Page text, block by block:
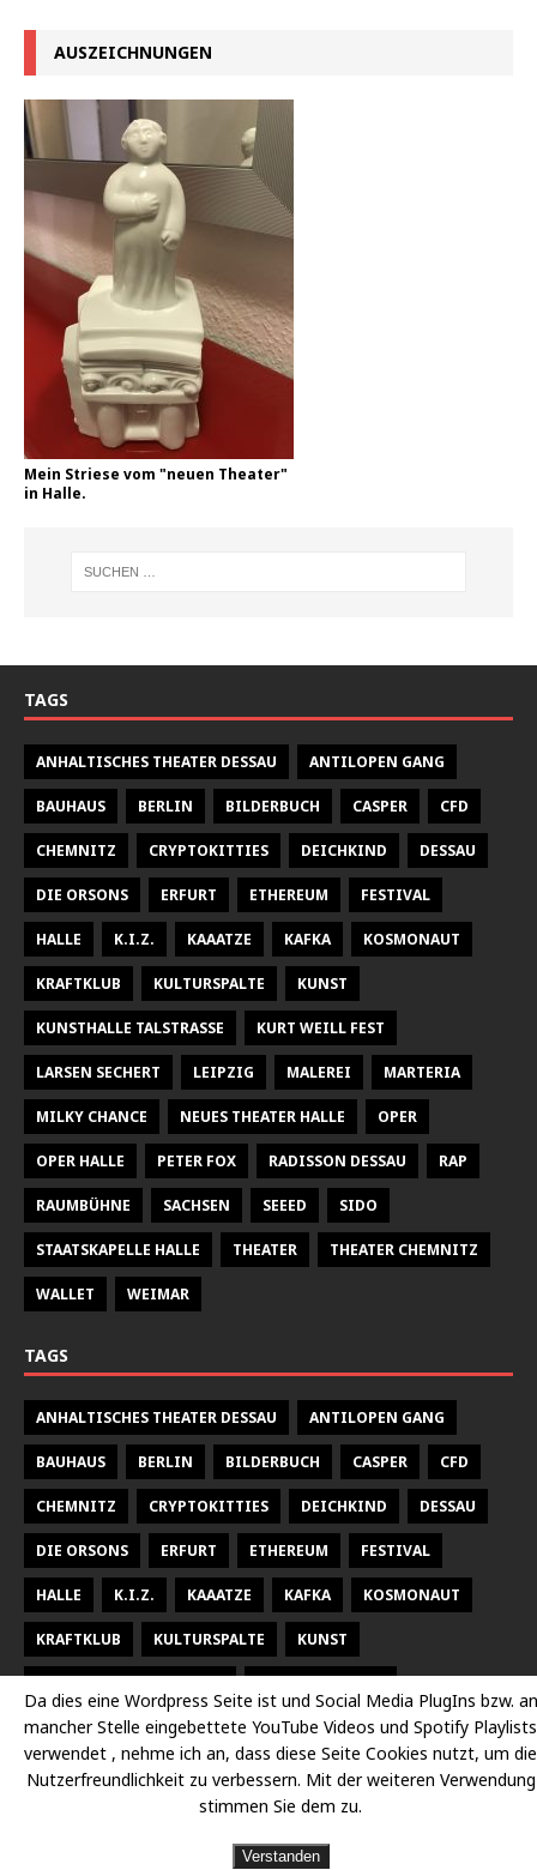
AUSZEICHNUNGEN
Mein Striese vom "neuen Theater"
in Halle.
TAGS
ANHALTISCHES THEATER DESSAU ANTILOPEN GANG
BAUHAUS BERLIN BILDERBUCH CASPER CFD
CHEMNITZ CRYPTOKITTIES DEICHKIND DESSAU
DIE ORSONS ERFURT ETHEREUM FESTIVAL
HALLE K.I.Z. KAAATZE KAFKA KOSMONAUT
KRAFTKLUB KULTURSPALTE KUNST
KUNSTHALLE TALSTRASSE KURT WEILL FEST
LARSEN SECHERT LEIPZIG MALEREI MARTERIA
MILKY CHANCE NEUES THEATER HALLE OPER
OPER HALLE PETER FOX RADISSON DESSAU RAP
RAUMBÜHNE SACHSEN SEEED SIDO
STAATSKAPELLE HALLE THEATER THEATER CHEMNITZ
WALLET WEIMAR
TAGS
ANHALTISCHES THEATER DESSAU ANTILOPEN GANG
BAUHAUS BERLIN BILDERBUCH CASPER CFD
CHEMNITZ CRYPTOKITTIES DEICHKIND DESSAU
DIE ORSONS ERFURT ETHEREUM FESTIVAL
HALLE K.I.Z. KAAATZE KAFKA KOSMONAUT
KRAFTKLUB KULTURSPALTE KUNST
LARSEN SECHERT LEIPZIG MALEREI MARTERIA
MILKY CHANCE NEUES THEATER HALLE OPER
PETER FOX RADISSON DESSAU
SEEED
Da dies eine Wordpress Seite ist und Social Media PlugIns bzw. an
mancher Stelle eingebettete YouTube Videos und Spotify Playlists
verwendet , nehme ich an, dass diese Seite Cookies nutzt, um die
Nutzerfreundlichkeit zu verbessern. Mit der weiteren Verwendung
stimmen Sie dem zu.
Verstanden